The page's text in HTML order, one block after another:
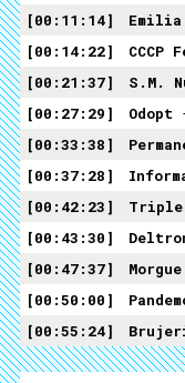
00:11:14
Emilia
00:14:22
00:21:37
S.M.
00:27:29
Odopt
00:33:38
00:37:28
00:42:23
00:43:30
00:47:37
00:50:00
00:55:24